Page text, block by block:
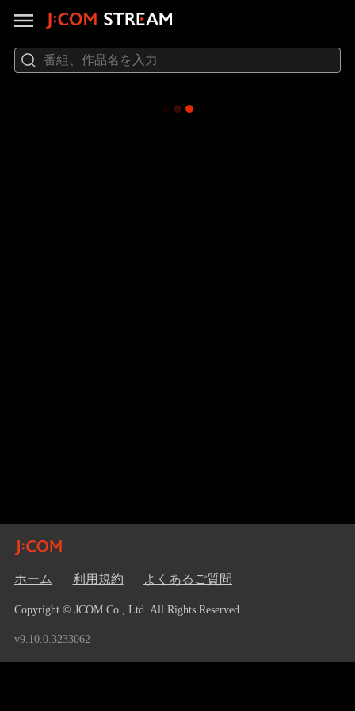
ホーム 利用規約 よくあるご質問
Copyright © JCOM Co., Ltd. All Rights Reserved.
v9.10.0.3233062